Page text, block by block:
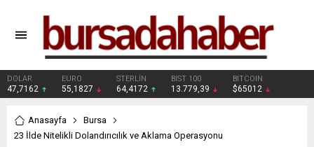
DOLAR
47,7162
EURO
55,1827
STERLİN
64,4172
BIST 100
13.779,39
BITCOIN
$65012
Anasayfa
Bursa
23 İlde Nitelikli Dolandırıcılık ve Aklama Operasyonu